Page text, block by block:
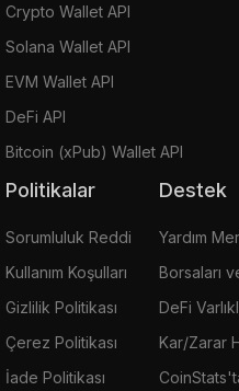
Crypto Wallet API
Solana Wallet API
EVM Wallet API
DeFi API
Bitcoin (xPub) Wallet API
Politikalar
Sorumluluk Reddi
Kullanım Koşulları
Gizlilik Politikası
Çerez Politikası
İade Politikası
Destek
Yardım
Borsaları
DeFi
Kar/Zarar